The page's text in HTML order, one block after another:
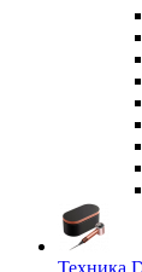
Техника